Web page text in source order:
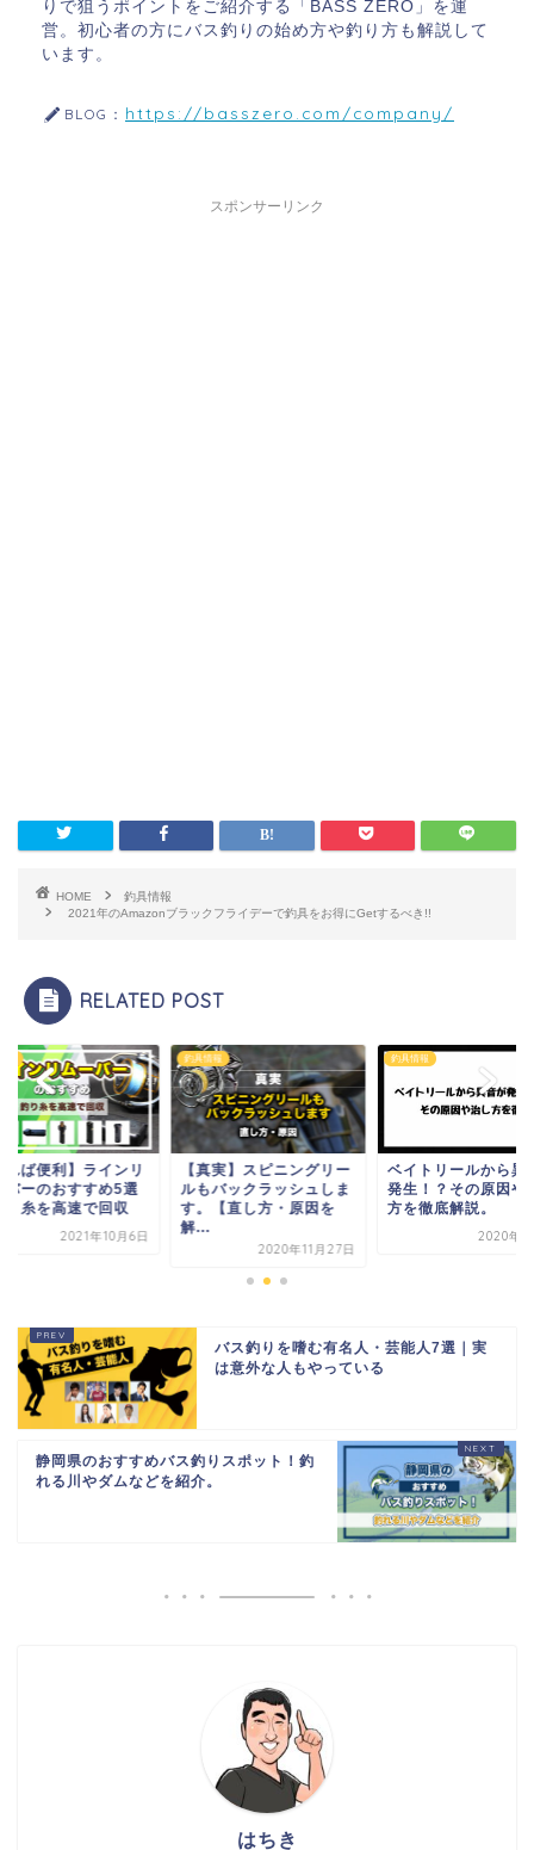
りで狙うポイントをご紹介する「BASS ZERO」を運
営。初心者の方にバス釣りの始め方や釣り方も解説して
います。
BLOG： https://basszero.com/company/
スポンサーリンク
HOME
釣具情報
2021年のAmazonブラックフライデーで釣具をお得にGetするべき!!
RELATED POST
れば便利】ラインリ
バーのおすすめ5選
り糸を高速で回収
2021年10月6日
釣具情報
【真実】スピニングリー
ルもバックラッシュしま
す。【直し方・原因を
解...
2020年11月27日
釣具情報
ベイトリールから異
発生！？その原因や
方を徹底解説。
2020年9
バス釣りを嗜む有名人・芸能人7選｜実
は意外な人もやっている
静岡県のおすすめバス釣りスポット！釣
れる川やダムなどを紹介。
はちき